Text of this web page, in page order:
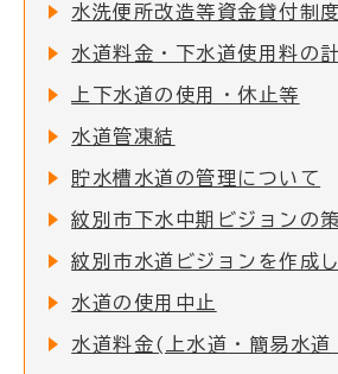
水道料金・下水道使用料の
上下水道の使用・休止等
水道管凍結
貯水槽水道の管理について
紋別市下水中期ビジョンの
紋別市水道ビジョンを作成
水道の使用中止